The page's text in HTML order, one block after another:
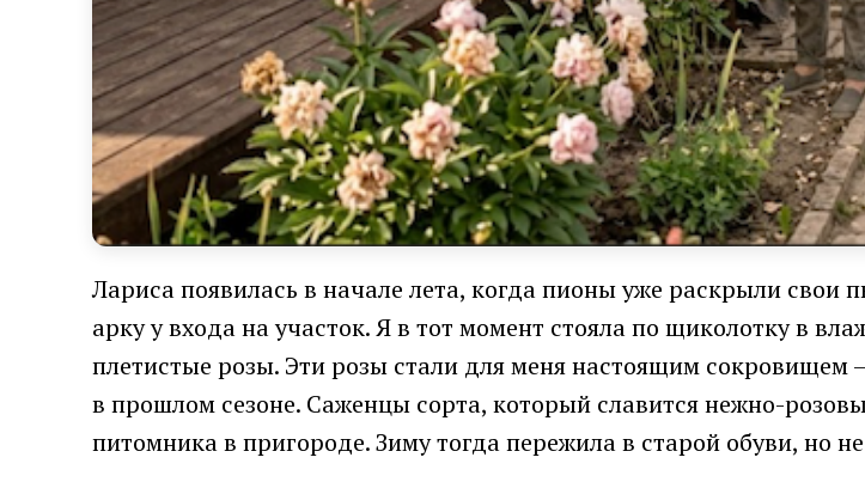
Лариса появилась в начале лета, когда пионы уже раскрыли
арку у входа на участок. Я в тот момент стояла по щиколотку в
плетистые розы. Эти розы стали для меня настоящим сокровищем
в прошлом сезоне. Саженцы сорта, который славится нежно-
питомника в пригороде. Зиму тогда пережила в старой обуви, но